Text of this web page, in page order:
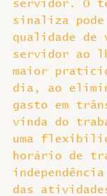
servidor. O
sinaliza
qualidade de
servidor ao
maior
dia, ao
gasto em
vinda do
uma
horário de
das